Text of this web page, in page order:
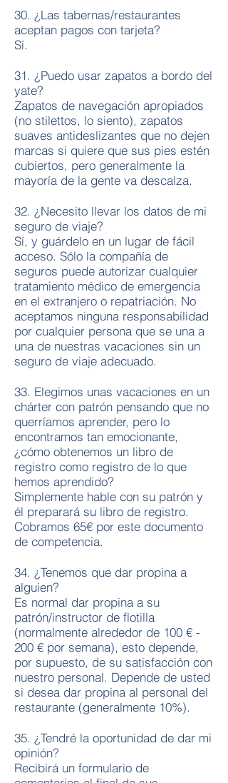
30. ¿Las tabernas/restaurantes
aceptan pagos con tarjeta?
Sí.
31. ¿Puedo usar zapatos a bordo del
yate?
Zapatos de navegación apropiados
(no stilettos, lo siento), zapatos
suaves antideslizantes que no dejen
marcas si quiere que sus pies estén
cubiertos, pero generalmente la
mayoría de la gente va descalza.
32. ¿Necesito llevar los datos de mi
seguro de viaje?
Sí, y guárdelo en un lugar de fácil
acceso. Sólo la compañía de
seguros puede autorizar cualquier
tratamiento médico de emergencia
en el extranjero o repatriación. No
aceptamos ninguna responsabilidad
por cualquier persona que se una a
una de nuestras vacaciones sin un
seguro de viaje adecuado.
33. Elegimos unas vacaciones en un
chárter con patrón pensando que no
querríamos aprender, pero lo
encontramos tan emocionante,
¿cómo obtenemos un libro de
registro como registro de lo que
hemos aprendido?
Simplemente hable con su patrón y
él preparará su libro de registro.
Cobramos 65€ por este documento
de competencia.
34. ¿Tenemos que dar propina a
alguien?
Es normal dar propina a su
patrón/instructor de flotilla
(normalmente alrededor de 100 € -
200 € por semana), esto depende,
por supuesto, de su satisfacción con
nuestro personal. Depende de usted
si desea dar propina al personal del
restaurante (generalmente 10%).
35. ¿Tendré la oportunidad de dar mi
opinión?
Recibirá un formulario de